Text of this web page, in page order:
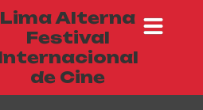
Lima Alterna
Festival
de Cine